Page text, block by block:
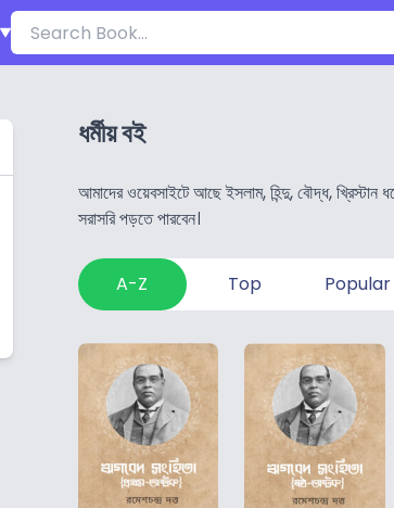
ধর্মীয় বই
আমাদের ওয়েবসাইটে আছে ইসলাম, হিন্দু, বৌদ্ধ, খ্রিস্টান
সরাসরি পড়তে পারবেন।
A-Z Top Popular